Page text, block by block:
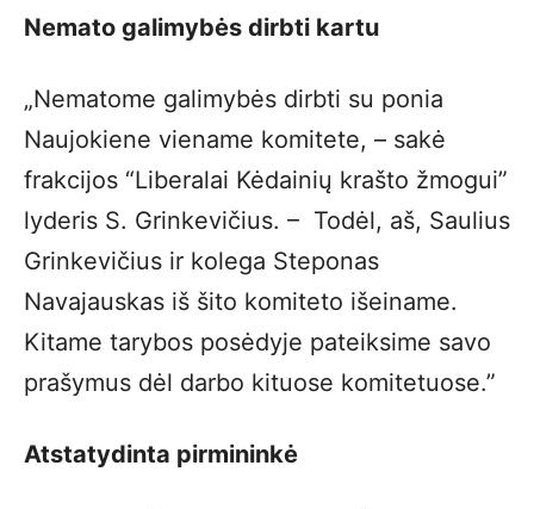
Nemato galimybės dirbti kartu
„Nematome galimybės dirbti su ponia
Naujokiene viename komitete, – sakė
frakcijos “Liberalai Kėdainių krašto žmogui”
lyderis S. Grinkevičius. – Todėl, aš, Saulius
Grinkevičius ir kolega Steponas
Navajauskas iš šito komiteto išeiname.
Kitame tarybos posėdyje pateiksime savo
prašymus dėl darbo kituose komitetuose.”
Atstatydinta pirmininkė